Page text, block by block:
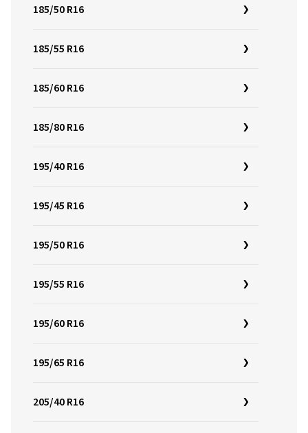
185/50 R16
185/55 R16
185/60 R16
185/80 R16
195/40 R16
195/45 R16
195/50 R16
195/55 R16
195/60 R16
195/65 R16
205/40 R16